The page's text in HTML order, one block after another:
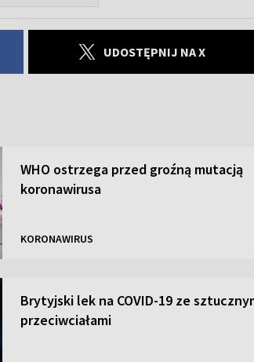
UDOSTĘPNIJ NA X
WHO ostrzega przed groźną mutacją
koronawirusa
KORONAWIRUS
Brytyjski lek na COVID-19 ze
przeciwciałami